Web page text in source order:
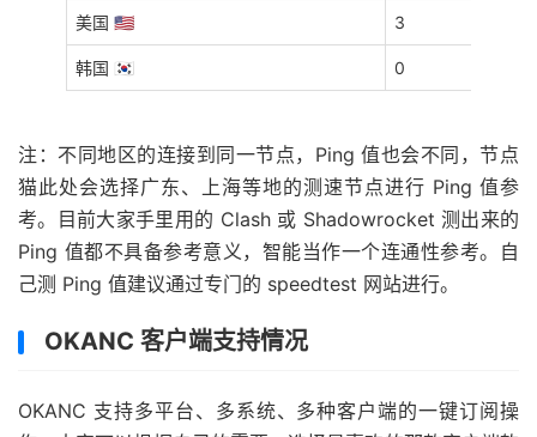
美国 🇺🇸 3
韩国 🇰🇷 0
注：不同地区的连接到同一节点，Ping 值也会不同，节点
猫此处会选择广东、上海等地的测速节点进行 Ping 值参
考。目前大家手里用的 Clash 或 Shadowrocket 测出来的
Ping 值都不具备参考意义，智能当作一个连通性参考。自
己测 Ping 值建议通过专门的 speedtest 网站进行。
OKANC 客户端支持情况
OKANC 支持多平台、多系统、多种客户端的一键订阅操